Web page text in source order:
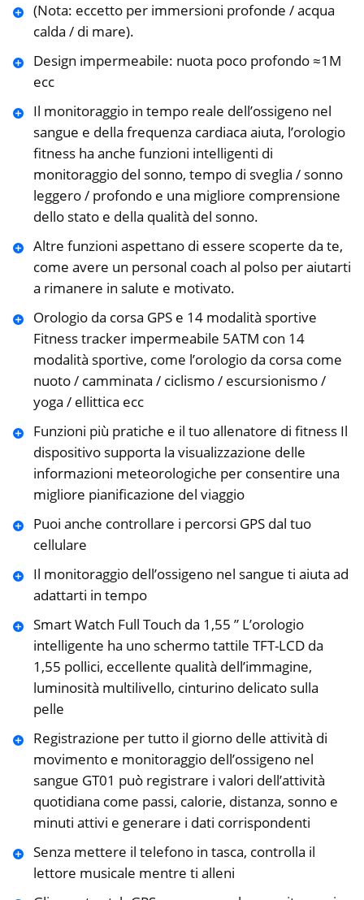
(Nota: eccetto per immersioni profonde / acqua
calda / di mare).
Design impermeabile: nuota poco profondo ≈1M
ecc
Il monitoraggio in tempo reale dell’ossigeno nel
sangue e della frequenza cardiaca aiuta, l’orologio
fitness ha anche funzioni intelligenti di
monitoraggio del sonno, tempo di sveglia / sonno
leggero / profondo e una migliore comprensione
dello stato e della qualità del sonno.
Altre funzioni aspettano di essere scoperte da te,
come avere un personal coach al polso per aiutarti
a rimanere in salute e motivato.
Orologio da corsa GPS e 14 modalità sportive
Fitness tracker impermeabile 5ATM con 14
modalità sportive, come l’orologio da corsa come
nuoto / camminata / ciclismo / escursionismo /
yoga / ellittica ecc
Funzioni più pratiche e il tuo allenatore di fitness Il
dispositivo supporta la visualizzazione delle
informazioni meteorologiche per consentire una
migliore pianificazione del viaggio
Puoi anche controllare i percorsi GPS dal tuo
cellulare
Il monitoraggio dell’ossigeno nel sangue ti aiuta ad
adattarti in tempo
Smart Watch Full Touch da 1,55 ” L’orologio
intelligente ha uno schermo tattile TFT-LCD da
1,55 pollici, eccellente qualità dell’immagine,
luminosità multilivello, cinturino delicato sulla
pelle
Registrazione per tutto il giorno delle attività di
movimento e monitoraggio dell’ossigeno nel
sangue GT01 può registrare i valori dell’attività
quotidiana come passi, calorie, distanza, sonno e
minuti attivi e generare i dati corrispondenti
Senza mettere il telefono in tasca, controlla il
lettore musicale mentre ti alleni